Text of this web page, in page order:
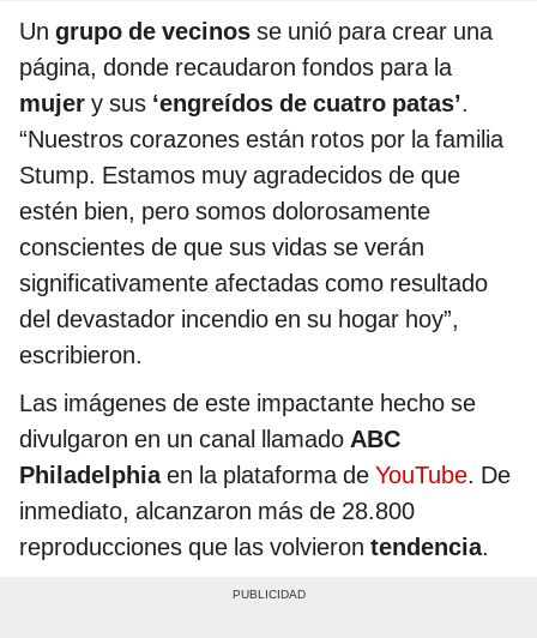
Un grupo de vecinos se unió para crear una
página, donde recaudaron fondos para la
mujer y sus ‘engreídos de cuatro patas’.
“Nuestros corazones están rotos por la familia
Stump. Estamos muy agradecidos de que
estén bien, pero somos dolorosamente
conscientes de que sus vidas se verán
significativamente afectadas como resultado
del devastador incendio en su hogar hoy”,
escribieron.
Las imágenes de este impactante hecho se
divulgaron en un canal llamado ABC
Philadelphiaen la plataforma de YouTube. De
inmediato, alcanzaron más de 28.800
reproducciones que las volvieron tendencia.